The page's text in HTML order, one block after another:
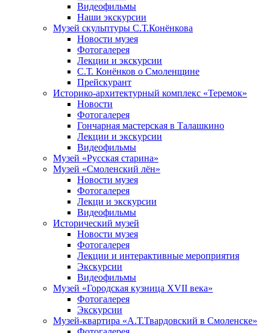
Видеофильмы
Наши экскурсии
Музей скульптуры С.Т.Конёнкова
Новости музея
Фотогалерея
Лекции и экскурсии
С.Т. Конёнков о Смоленщине
Прейскурант
Историко-архитектурный комплекс «Теремок»
Новости
Фотогалерея
Гончарная мастерская в Талашкино
Лекции и экскурсии
Видеофильмы
Музей «Русская старина»
Музей «Смоленский лён»
Новости музея
Фотогалерея
Лекци и экскурсии
Видеофильмы
Исторический музей
Новости музея
Фотогалерея
Лекции и интерактивные мероприятия
Экскурсии
Видеофильмы
Музей «Городская кузница XVII века»
Фотогалерея
Экскурсии
Музей-квартира «А.Т.Твардовский в Смоленске»